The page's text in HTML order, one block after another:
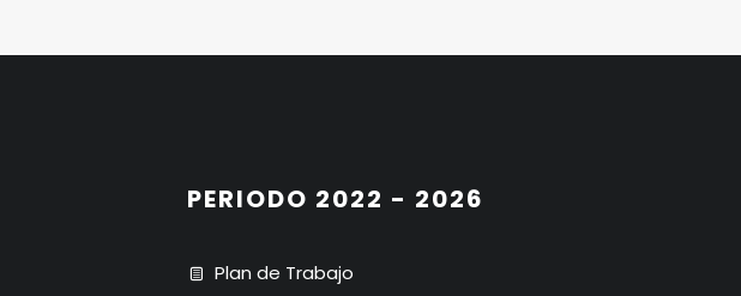
PERIODO 2022 - 2026
Plan de Trabajo